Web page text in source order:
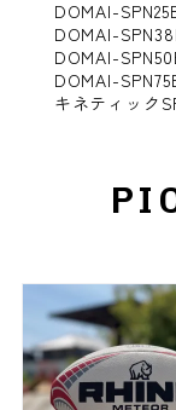
DOMAI-
DOMAI-
DOMAI-
DOMAI-
キネティック